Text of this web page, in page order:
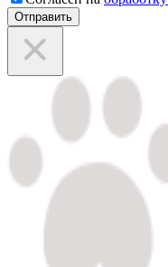
Отправить